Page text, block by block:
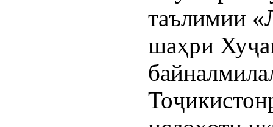
таълимии
шаҳри